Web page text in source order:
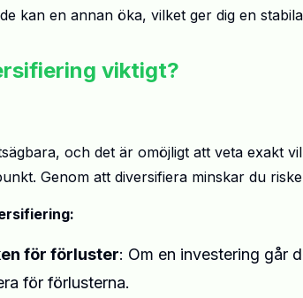
kan en annan öka, vilket ger dig en
viktigt?
och det är omöjligt att veta exakt
Genom att diversifiera minskar du
för förluster: Om en investering går
för förlusterna.